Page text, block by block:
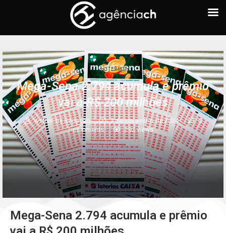
LOTERIAS
Mega-Sena 2.794 acumula e prêmio
vai a R$ 200 milhões
written byRedação 7 de novembro de 2024
0
comments
292views
Mega-Sena 2.794 acumula e prêmio